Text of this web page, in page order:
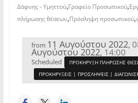
Δάφνης - Υμηττού,Γραφείο Προσωπικού,
πλήρωσης θέσεων,Πρόσληψη προσωπικού,
from 11 Αυγούστου 2022,
Αυγούστου 2022, 14:00
Scheduled
ΠΡΟΚΗΡΥΞΗ ΠΛΗΡΩΣΗΣ
ΠΡΟΚΗΡΥΞΕΙΣ | ΠΡΟΣΛΗΨΕΙΣ |